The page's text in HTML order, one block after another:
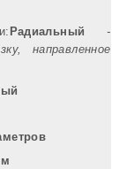
Радиальный
-
направленное